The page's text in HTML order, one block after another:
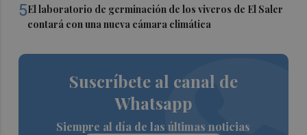
5El laboratorio de germinación de los viveros de El Saler
contará con una nueva cámara climática
Suscríbete al canal de
Whatsapp
Siempre al día de las últimas noticias